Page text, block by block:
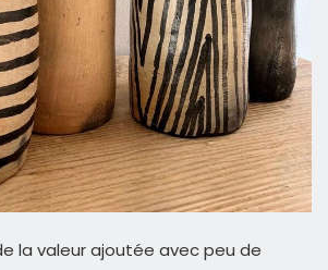
la valeur ajoutée avec peu de